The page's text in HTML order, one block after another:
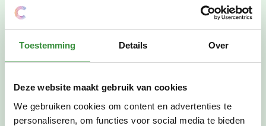
Toestemming Details Over
Deze website maakt gebruik van cookies
We gebruiken cookies om content en advertenties te
personaliseren, om functies voor social media te bieden
Sat Nov 1, 2025, 14:30
16:00
Where
Stadsplein 99
Zonnesteinzaal